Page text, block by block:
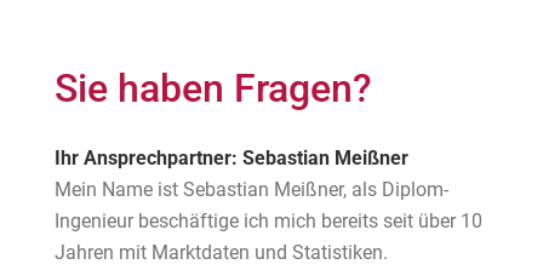
Sie haben Fragen?
Ihr Ansprechpartner: Sebastian Meißner
Mein Name ist Sebastian Meißner, als Diplom-
Ingenieur beschäftige ich mich bereits seit über 10
Jahren mit Marktdaten und Statistiken.